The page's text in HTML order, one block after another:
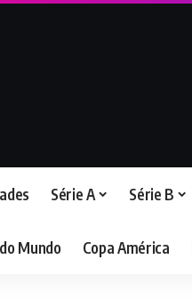
Série A Série B
Mundo Copa América